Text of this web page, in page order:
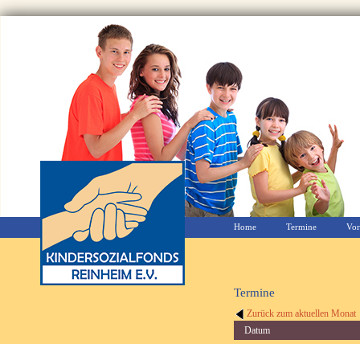
Home Termine
Termine
Zurück zum aktuellen Monat
Datum